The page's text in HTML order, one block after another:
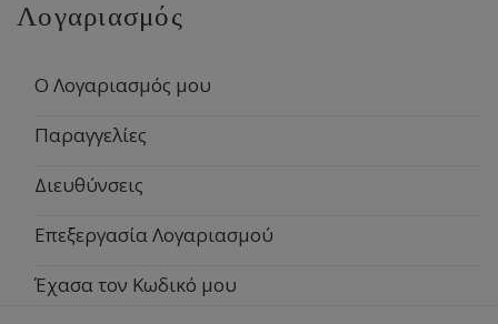
Λογαριασμός
Ο Λογαριασμός μου
Παραγγελίες
Διευθύνσεις
Επεξεργασία Λογαριασμού
Έχασα τον Κωδικό μου